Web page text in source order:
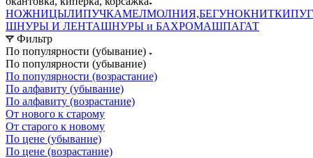
НОЖНИЦЫЛИПУЧКАМЕЛМОЛНИЯ,БЕГУНОКНИТКИ
ШНУРЫ И ЛЕНТАШНУРЫ и БАХРОМАШПАГАТ
Фильтр
По популярности (убывание)
По популярности (убывание)
По популярности (возрастание)
По алфавиту (убывание)
По алфавиту (возрастание)
От нового к старому
От старого к новому
По цене (убывание)
По цене (возрастание)